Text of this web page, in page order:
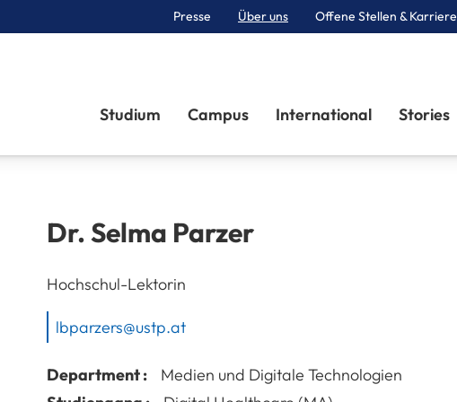
Presse Über uns Offene Stellen & Karriere
Studium Campus International Stories
Dr.Selma Parzer
Hochschul-Lektorin
lbparzers@ustp.at
Department :
Medien und Digitale Technologien